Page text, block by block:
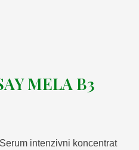
MELA B3
intenzivni koncentrat